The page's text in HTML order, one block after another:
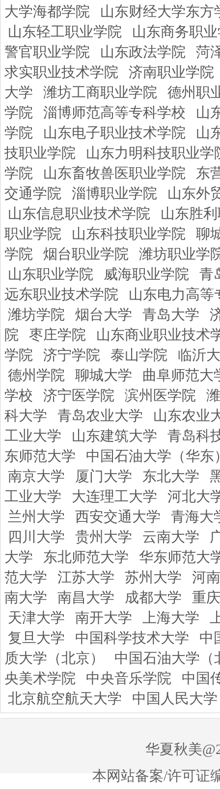
大学海都学院
山东财经大学东方
山东轻工职业学院
山东商务职
警官职业学院
山东政法学院
菏
求实职业技术学院
济南职业学院
大学
潍坊工商职业学院
德州职
学院
淄博师范高等专科学校
山
学院
山东电子职业技术学院
山
技职业学院
山东力明科技职业学
学院
山东畜牧兽医职业学院
东
交通学院
淄博职业学院
山东外
山东信息职业技术学院
山东胜
职业学院
山东科技职业学院
聊
学院
烟台职业学院
潍坊职业学
山东职业学院
威海职业学院
青
远东职业技术学院
山东电力高等
潍坊学院
烟台大学 青岛大学
院
枣庄学院
山东商业职业技术
学院
济宁学院 泰山学院
临沂
德州学院
聊城大学
曲阜师范大
学校
济宁医学院 滨州医学院
科大学
青岛农业大学
山东农业
工业大学
山东建筑大学
青岛科
东师范大学
中国石油大学（华东
南京大学
厦门大学 东北大学
工业大学
大连理工大学
河北大
兰州大学
西安交通大学
青海大
四川大学
贵州大学 云南大学
大学
东北师范大学
华东师范大
范大学
江苏大学 苏州大学
河
南大学
南昌大学 成都大学
重
天津大学
南开大学 上海大学
复旦大学
中国科学技术大学
中
质大学（北京）
中国石油大学（
央美术学院
中央音乐学院
中国
北京航空航天大学
中国人民大学
华夏秋美
本网站备案/许可证